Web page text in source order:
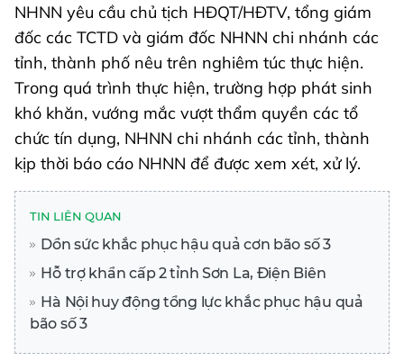
NHNN yêu cầu chủ tịch HĐQT/HĐTV, tổng giám
đốc các TCTD và giám đốc NHNN chi nhánh các
tỉnh, thành phố nêu trên nghiêm túc thực hiện.
Trong quá trình thực hiện, trường hợp phát sinh
khó khăn, vướng mắc vượt thẩm quyền các tổ
chức tín dụng, NHNN chi nhánh các tỉnh, thành
kịp thời báo cáo NHNN để được xem xét, xử lý.
TIN LIÊN QUAN
Dồn sức khắc phục hậu quả cơn bão số 3
Hỗ trợ khẩn cấp 2 tỉnh Sơn La, Điện Biên
Hà Nội huy động tổng lực khắc phục hậu quả
bão số 3